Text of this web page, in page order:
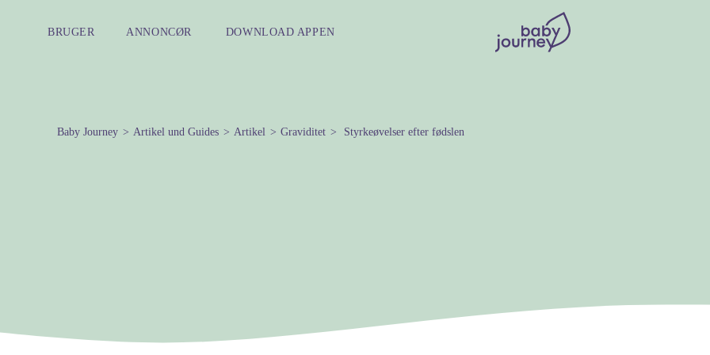
BRUGER ANNONCØR DOWNLOAD APPEN
Baby Journey Artikel und Guides Artikel Graviditet Styrkeøvelser efter fødslen